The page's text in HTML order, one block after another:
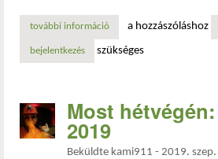
további információmost hétvégén: function
a hozzászóláshoz
bejelentkezés szükséges
Most
2019
Beküldte kami911 - 2019.